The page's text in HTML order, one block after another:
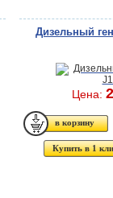
Дизельный
Цена:
Купить в 1